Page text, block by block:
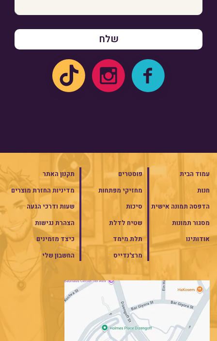
עמוד הבית
חנות
הדפסה תמונה אישית
מסגור תמונות
אודותינו
פוסטרים
מחזיקי מפתחות
סיכות
שטיח לדלת
תלת מימד
מרצ'נדייס
תקנון האתר
מדיניות החזרת מוצרים
שעות ודרכי הגעה
הצהרת נגישות
כיצד מזמינים
החשבון שלי